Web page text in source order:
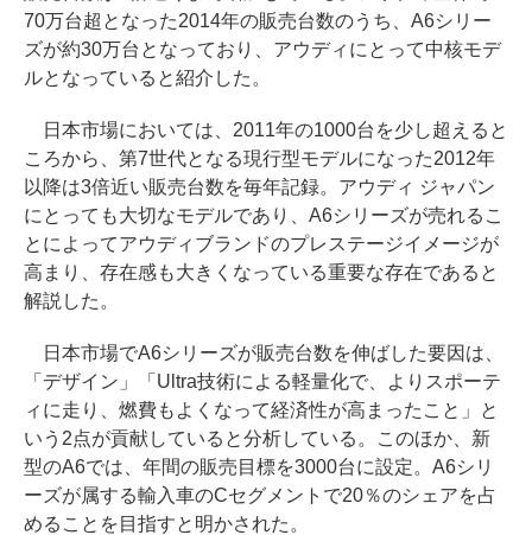
70万台超となった2014年の販売台数のうち、A6シリー
ズが約30万台となっており、アウディにとって中核モデ
ルとなっていると紹介した。
日本市場においては、2011年の1000台を少し超えると
ころから、第7世代となる現行型モデルになった2012年
以降は3倍近い販売台数を毎年記録。アウディ ジャパン
にとっても大切なモデルであり、A6シリーズが売れるこ
とによってアウディブランドのプレステージイメージが
高まり、存在感も大きくなっている重要な存在であると
解説した。
日本市場でA6シリーズが販売台数を伸ばした要因は、
「デザイン」「Ultra技術による軽量化で、よりスポーテ
ィに走り、燃費もよくなって経済性が高まったこと」と
いう2点が貢献していると分析している。このほか、新
型のA6では、年間の販売目標を3000台に設定。A6シリ
ーズが属する輸入車のCセグメントで20％のシェアを占
めることを目指すと明かされた。